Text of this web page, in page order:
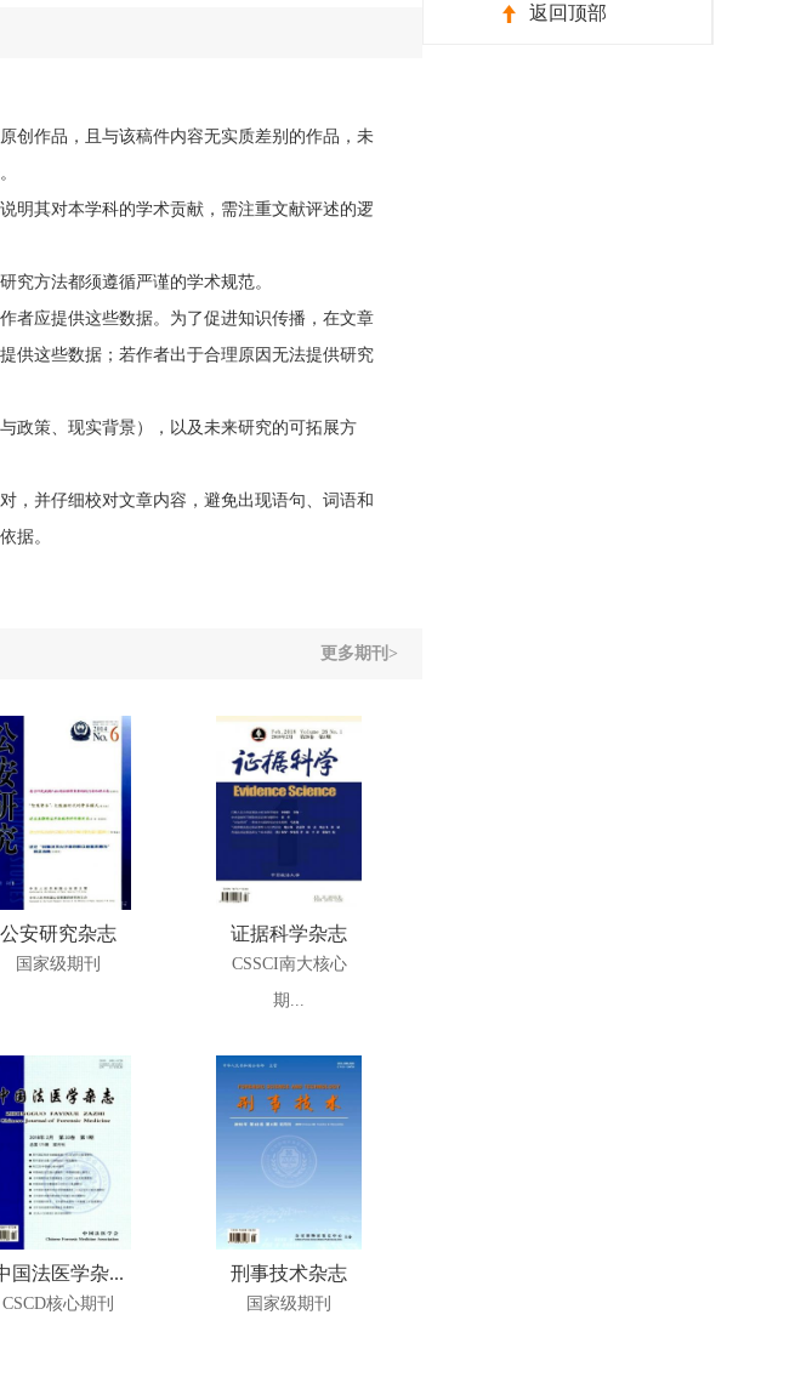
创作品，且与该稿件内容无实质差别的作品，未
明其对本学科的学术贡献，需注重文献评述的逻
究方法都须遵循严谨的学术规范。
者应提供这些数据。为了促进知识传播，在文章
供这些数据；若作者出于合理原因无法提供研究
政策、现实背景），以及未来研究的可拓展方
，并仔细校对文章内容，避免出现语句、词语和
据。
更多期刊>
公安研究杂志
国家级期刊
证据科学杂志
CSSCI南大核心
期...
国法医学杂...
CSCD核心期刊
刑事技术杂志
国家级期刊
返回顶部